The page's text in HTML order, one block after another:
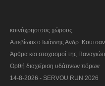
κοινόχρηστους χώρους
Απεβίωσε ο Ιωάννης Ανδρ.
Άρθρα και στοχασμοί της
Ορθή διαχείριση υδάτινων πόρων
14-8-2026 - SERVOU RUN 2026